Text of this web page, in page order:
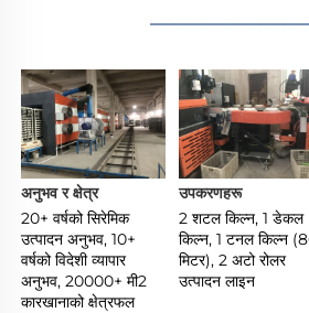
अनुभव र क्षेत्र
20+ वर्षको सिरेमिक
उत्पादन अनुभव, 10+
वर्षको विदेशी व्यापार
अनुभव, 20000+ मी2
कारखानाको क्षेत्रफल
उपकरणहरू
2 शटल किल्न, 1 डेकल
किल्न, 1 टनल किल्न
मिटर), 2 अटो रोलर
उत्पादन लाइन